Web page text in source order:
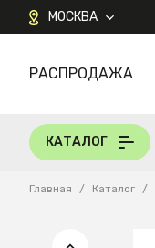
МОСКВА
КАТАЛОГ
РАСПРОДАЖА
КАТАЛОГ
Главная / Каталог /